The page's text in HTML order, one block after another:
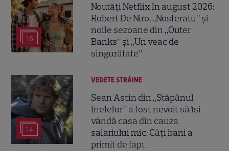
16
Noutăți Netflix în august 2026:
Robert De Niro, „Nosferatu” și
noile sezoane din „Outer
Banks” și „Un veac de
singurătate”
14
VEDETE STRĂINE
Sean Astin din „Stăpânul
Inelelor” a fost nevoit să își
vândă casa din cauza
salariului mic: Câți bani a
primit de fapt